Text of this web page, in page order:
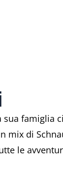
sua famiglia
mix di
le